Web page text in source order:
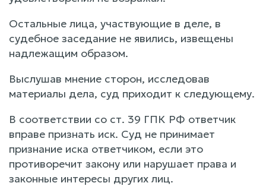
Остальные лица, участвующие в деле, в
судебное заседание не явились, извещены
надлежащим образом.
Выслушав мнение сторон, исследовав
материалы дела, суд приходит к следующему.
В соответствии со ст. 39 ГПК РФ ответчик
вправе признать иск. Суд не принимает
признание иска ответчиком, если это
противоречит закону или нарушает права и
законные интересы других лиц.